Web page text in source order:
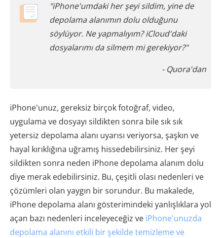
"iPhone'umdaki her şeyi sildim, yine de
depolama alanımın dolu olduğunu
söylüyor. Ne yapmalıyım? iCloud'daki
dosyalarımı da silmem mi gerekiyor?"
- Quora'dan
iPhone'unuz, gereksiz birçok fotoğraf, video,
uygulama ve dosyayı sildikten sonra bile sık sık
yetersiz depolama alanı uyarısı veriyorsa, şaşkın ve
hayal kırıklığına uğramış hissedebilirsiniz. Her şeyi
sildikten sonra neden iPhone depolama alanım dolu
diye merak edebilirsiniz. Bu, çeşitli olası nedenleri ve
çözümleri olan yaygın bir sorundur. Bu makalede,
iPhone depolama alanı gösterimindeki yanlışlıklara yol
açan bazı nedenleri inceleyeceğiz ve iPhone'unuzda
depolama alanını etkili bir şekilde temizleme ve